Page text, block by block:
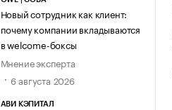
Новый сотрудник как клиент:
почему компании вкладываются
в welcome-боксы
Мнение эксперта
6 августа 2026
АВИ КЭПИТАЛ